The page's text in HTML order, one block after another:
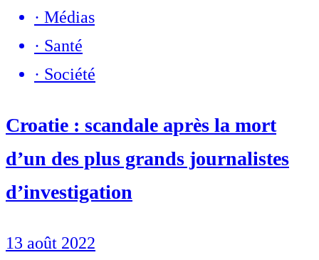
· Médias
· Santé
· Société
Croatie : scandale après la mort
d’un des plus grands journalistes
d’investigation
13 août 2022